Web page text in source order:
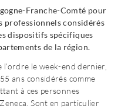
Franche-Comté pour
professionnels considérés
dispositifs spécifiques
de la région.
le week-end dernier,
ans considérés comme
à ces personnes
Sont en particulier